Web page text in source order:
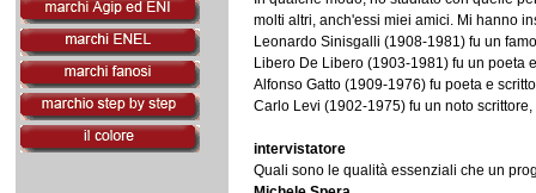
molti altri, anch'essi miei amici. Mi hanno
Leonardo Sinisgalli (1908-1981) fu un
Libero De Libero (1903-1981) fu un poeta
Alfonso Gatto (1909-1976) fu poeta e
Carlo Levi (1902-1975) fu un noto
intervistatore
Quali sono le qualità essenziali che un